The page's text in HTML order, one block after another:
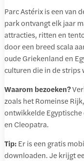
Parc Astérix is een van
park ontvangt elk jaar
attracties, ritten en
door een breed scala
oude Griekenland en
culturen die in de strips
Waarom bezoeken?
zoals het Romeinse
ontwikkelde
en Cleopatra.
Tip: Er is een gratis
downloaden. Je krijgt